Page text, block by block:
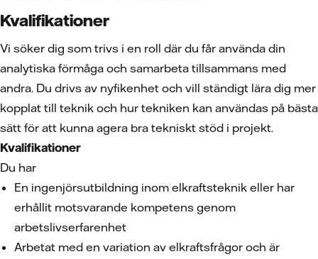
Kvalifikationer
Vi söker dig som trivs i en roll där du får använda din
analytiska förmåga och samarbeta tillsammans med
andra. Du drivs av nyfikenhet och vill ständigt lära dig mer
kopplat till teknik och hur tekniken kan användas på bästa
sätt för att kunna agera bra tekniskt stöd i projekt.
Kvalifikationer
Du har
En ingenjörsutbildning inom elkraftsteknik eller har
erhållit motsvarande kompetens genom
arbetslivserfarenhet
Arbetat med en variation av elkraftsfrågor och är